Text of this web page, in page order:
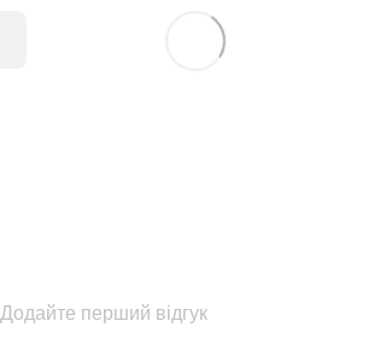
Додайте перший відгук